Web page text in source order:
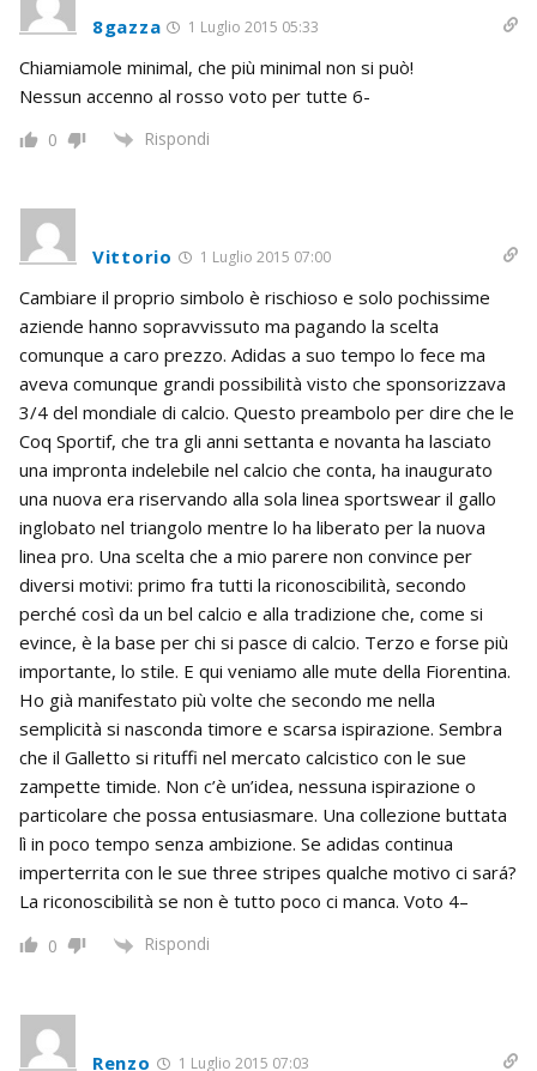
8gazza 1 Luglio 2015 05:33
Chiamiamole minimal, che più minimal non si può!
Nessun accenno al rosso voto per tutte 6-
0 Rispondi
Vittorio 1 Luglio 2015 07:00
Cambiare il proprio simbolo è rischioso e solo pochissime
aziende hanno sopravvissuto ma pagando la scelta
comunque a caro prezzo. Adidas a suo tempo lo fece ma
aveva comunque grandi possibilità visto che sponsorizzava
3/4 del mondiale di calcio. Questo preambolo per dire che le
Coq Sportif, che tra gli anni settanta e novanta ha lasciato
una impronta indelebile nel calcio che conta, ha inaugurato
una nuova era riservando alla sola linea sportswear il gallo
inglobato nel triangolo mentre lo ha liberato per la nuova
linea pro. Una scelta che a mio parere non convince per
diversi motivi: primo fra tutti la riconoscibilità, secondo
perché così da un bel calcio e alla tradizione che, come si
evince, è la base per chi si pasce di calcio. Terzo e forse più
importante, lo stile. E qui veniamo alle mute della Fiorentina.
Ho già manifestato più volte che secondo me nella
semplicità si nasconda timore e scarsa ispirazione. Sembra
che il Galletto si rituffi nel mercato calcistico con le sue
zampette timide. Non c’è un’idea, nessuna ispirazione o
particolare che possa entusiasmare. Una collezione buttata
lì in poco tempo senza ambizione. Se adidas continua
imperterrita con le sue three stripes qualche motivo ci sará?
La riconoscibilità se non è tutto poco ci manca. Voto 4–
0 Rispondi
Renzo 1 Luglio 2015 07:03